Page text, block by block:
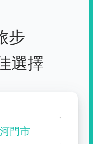
步
選擇
門市